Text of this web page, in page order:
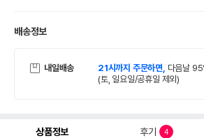
배송정보
내일배송 21시까지 주문하면, 다음날
(토, 일요일/공휴일 제외)
상품정보 후기 4